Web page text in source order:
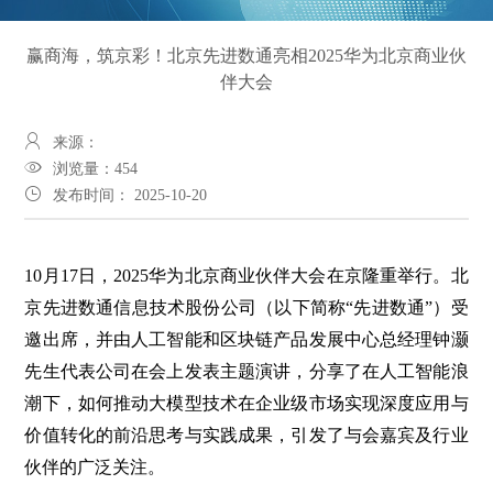
赢商海，筑京彩！北京先进数通亮相2025华为北京商业伙
伴大会
来源：
浏览量：454
发布时间： 2025-10-20
10月17日，2025华为北京商业伙伴大会在京隆重举行。北
京先进数通信息技术股份公司（以下简称“先进数通”）受
邀出席，并由人工智能和区块链产品发展中心总经理钟灏
先生代表公司在会上发表主题演讲，分享了在人工智能浪
潮下，如何推动大模型技术在企业级市场实现深度应用与
价值转化的前沿思考与实践成果，引发了与会嘉宾及行业
伙伴的广泛关注。